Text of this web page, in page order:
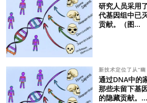
研究人员采用
代基因组中已
贡献。（图...
新技术定位了从“幽
通过DNA中的
那些未留下基
的隐藏贡献。...